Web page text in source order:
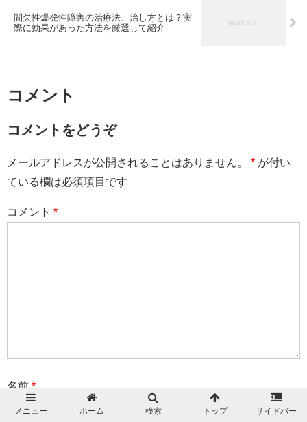
間欠性爆発性障害の治療法、治し方とは？実
際に効果があった方法を厳選して紹介
コメント
コメントをどうぞ
メールアドレスが公開されることはありません。 * が付い
ている欄は必須項目です
コメント *
名前 *
メニュー ホーム 検索 トップ サイドバー